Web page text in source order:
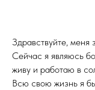
Здравствуйте,
Сейчас я являюсь
живу и работаю в
Всю свою жизнь я